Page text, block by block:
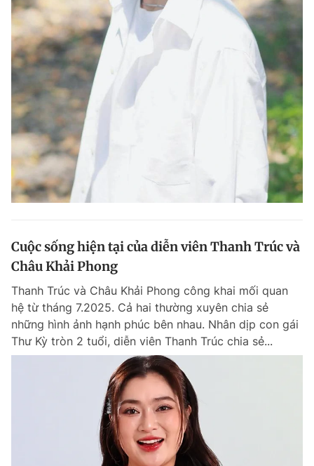
Cuộc sống hiện tại của diễn viên Thanh Trúc và
Châu Khải Phong
Thanh Trúc và Châu Khải Phong công khai mối quan
hệ từ tháng 7.2025. Cả hai thường xuyên chia sẻ
những hình ảnh hạnh phúc bên nhau. Nhân dịp con gái
Thư Kỳ tròn 2 tuổi, diễn viên Thanh Trúc chia sẻ...